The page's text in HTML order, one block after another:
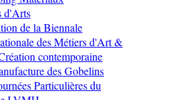
d'Arts
de la Biennale
des Métiers d'Art &
contemporaine
des Gobelins
Particulières du